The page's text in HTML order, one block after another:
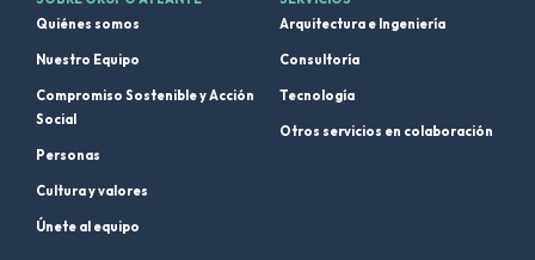
Quiénes somos
Nuestro Equipo
Compromiso Sostenible y Acción
Social
Personas
Cultura y valores
Únete al equipo
Arquitectura e Ingeniería
Consultoría
Tecnología
Otros servicios en colaboración